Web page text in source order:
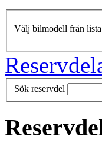
Välj bilmodell från lista
Sök reservdel